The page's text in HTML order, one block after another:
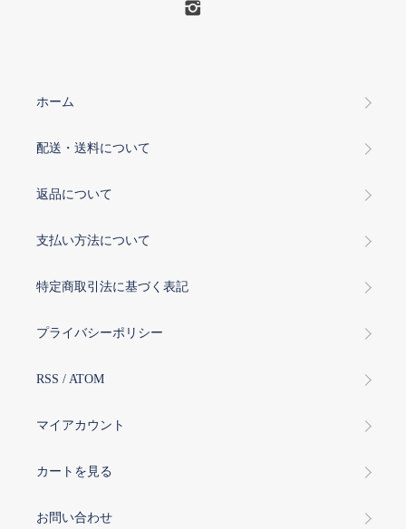
ホーム
配送・送料について
返品について
支払い方法について
特定商取引法に基づく表記
プライバシーポリシー
RSS / ATOM
マイアカウント
カートを見る
お問い合わせ